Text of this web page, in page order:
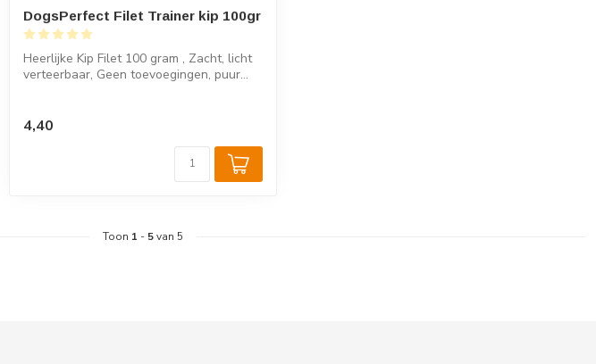
DogsPerfect Filet Trainer kip 100gr
Heerlijke Kip Filet 100 gram , Zacht, licht
verteerbaar, Geen toevoegingen, puur...
4,40
Toon 1 - 5van 5